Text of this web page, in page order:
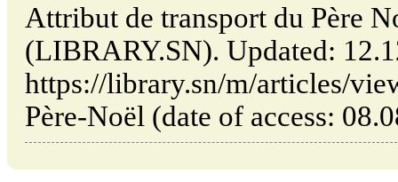
Attribut de transport du Père
(LIBRARY.SN). Updated:
https://library.sn/m/articles/
Père-Noël (date of access: